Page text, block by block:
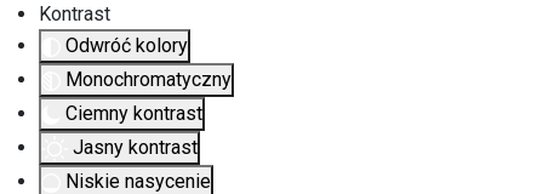
Kontrast
Odwróć kolory
Monochromatyczny
Ciemny kontrast
Jasny kontrast
Niskie nasycenie